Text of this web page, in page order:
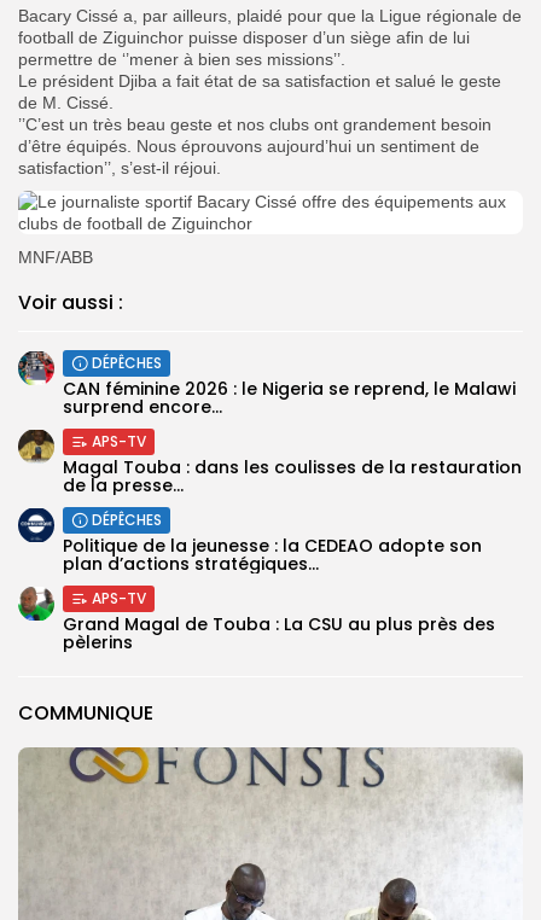
COMMUNIQUE
Bacary Cissé a, par ailleurs, plaidé pour que la Ligue régionale de
football de Ziguinchor puisse disposer d’un siège afin de lui
permettre de ‘’mener à bien ses missions’’.
Le président Djiba a fait état de sa satisfaction et salué le geste
de M. Cissé.
’’C’est un très beau geste et nos clubs ont grandement besoin
d’être équipés. Nous éprouvons aujourd’hui un sentiment de
satisfaction’’, s’est-il réjoui.
MNF/ABB
Voir aussi :
DÉPÊCHES
‎CAN féminine 2026 : le Nigeria se reprend, le Malawi
surprend encore...
APS-TV
Magal Touba : dans les coulisses de la restauration
de la presse...
DÉPÊCHES
Politique de la jeunesse : la CEDEAO adopte son
plan d’actions stratégiques...
APS-TV
Grand Magal de Touba : La CSU au plus près des
pèlerins